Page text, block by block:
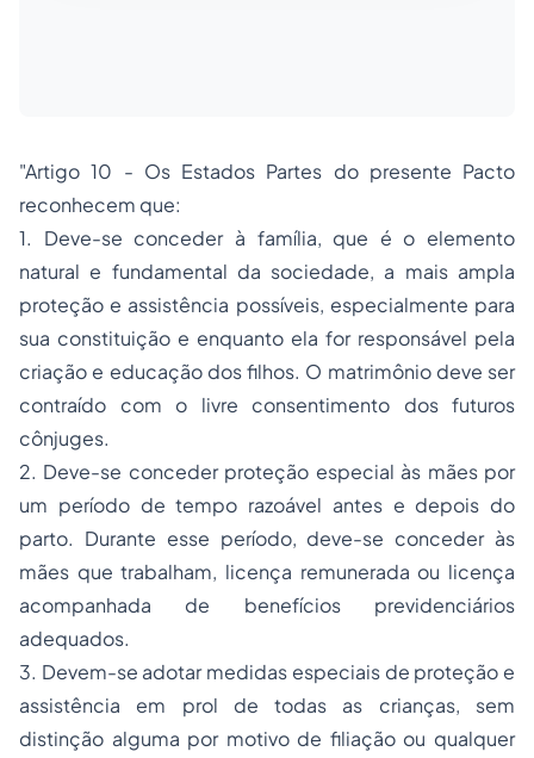
"Artigo 10 - Os Estados Partes do presente Pacto
reconhecem que:
1. Deve-se conceder à família, que é o elemento
natural e fundamental da sociedade, a mais ampla
proteção e assistência possíveis, especialmente para
sua constituição e enquanto ela for responsável pela
criação e educação dos filhos. O matrimônio deve ser
contraído com o livre consentimento dos futuros
cônjuges.
2. Deve-se conceder proteção especial às mães por
um período de tempo razoável antes e depois do
parto. Durante esse período, deve-se conceder às
mães que trabalham, licença remunerada ou licença
acompanhada de benefícios previdenciários
adequados.
3. Devem-se adotar medidas especiais de proteção e
assistência em prol de todas as crianças, sem
distinção alguma por motivo de filiação ou qualquer